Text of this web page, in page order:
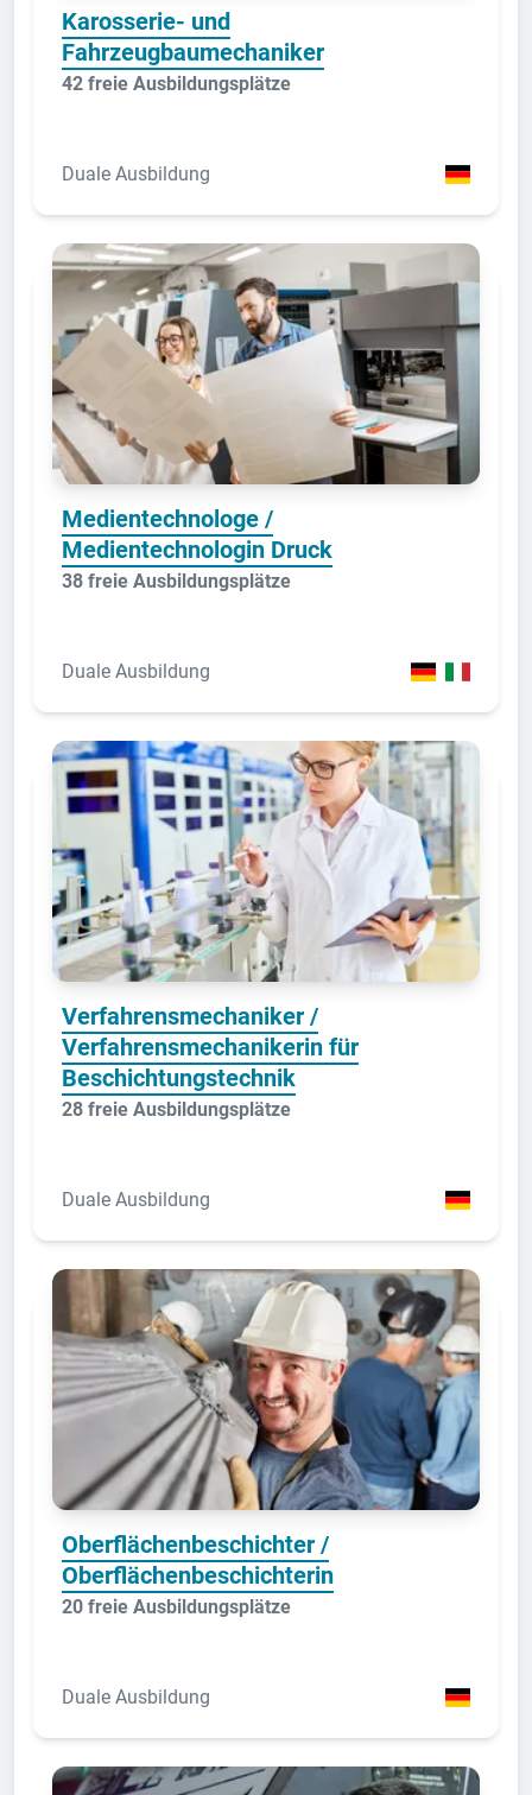
Karosserie- und
Fahrzeugbaumechaniker
42 freie Ausbildungsplätze
Duale Ausbildung
Medientechnologe /
Medientechnologin Druck
38 freie Ausbildungsplätze
Duale Ausbildung
Verfahrensmechaniker /
Verfahrensmechanikerin für
Beschichtungstechnik
28 freie Ausbildungsplätze
Duale Ausbildung
Oberflächenbeschichter /
Oberflächenbeschichterin
20 freie Ausbildungsplätze
Duale Ausbildung